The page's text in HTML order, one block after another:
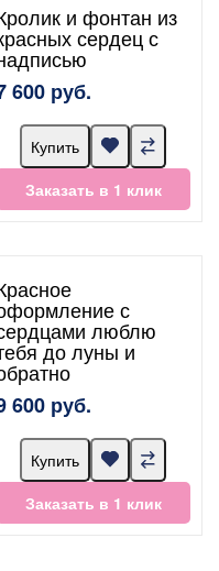
и фонтан из
сердец с
600 руб.
Купить
Заказать в 1 клик
с
люблю
до луны и
600 руб.
Купить
Заказать в 1 клик